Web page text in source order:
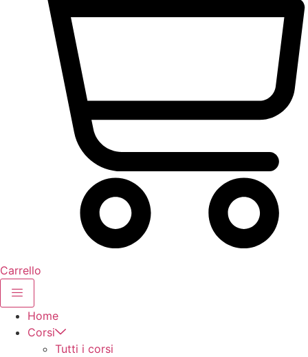
Carrello
Home
Corsi
Tutti i corsi